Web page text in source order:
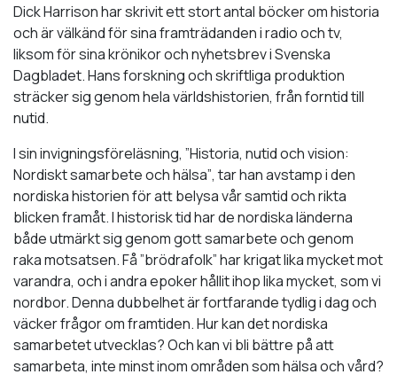
Dick Harrison har skrivit ett stort antal böcker om historia
och är välkänd för sina framträdanden i radio och tv,
liksom för sina krönikor och nyhetsbrev i Svenska
Dagbladet. Hans forskning och skriftliga produktion
sträcker sig genom hela världshistorien, från forntid till
nutid.
I sin invigningsföreläsning, ”Historia, nutid och vision:
Nordiskt samarbete och hälsa”, tar han avstamp i den
nordiska historien för att belysa vår samtid och rikta
blicken framåt. I historisk tid har de nordiska länderna
både utmärkt sig genom gott samarbete och genom
raka motsatsen. Få ”brödrafolk” har krigat lika mycket mot
varandra, och i andra epoker hållit ihop lika mycket, som vi
nordbor. Denna dubbelhet är fortfarande tydlig i dag och
väcker frågor om framtiden. Hur kan det nordiska
samarbetet utvecklas? Och kan vi bli bättre på att
samarbeta, inte minst inom områden som hälsa och vård?